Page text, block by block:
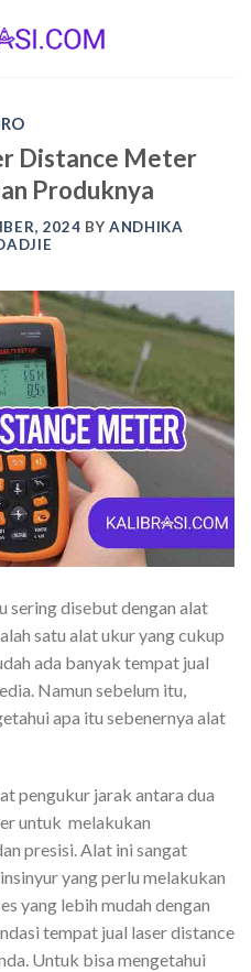
Distance Meter
Produknya
2024 BYANDHIKA
sering disebut dengan alat
satu alat ukur yang cukup
ada banyak tempat jual
Namun sebelum itu,
apa itu sebenernya alat
pengukur jarak antara dua
untuk melakukan
presisi. Alat ini sangat
yang perlu melakukan
yang lebih mudah dengan
tempat jual laser distance
Untuk bisa mengetahui